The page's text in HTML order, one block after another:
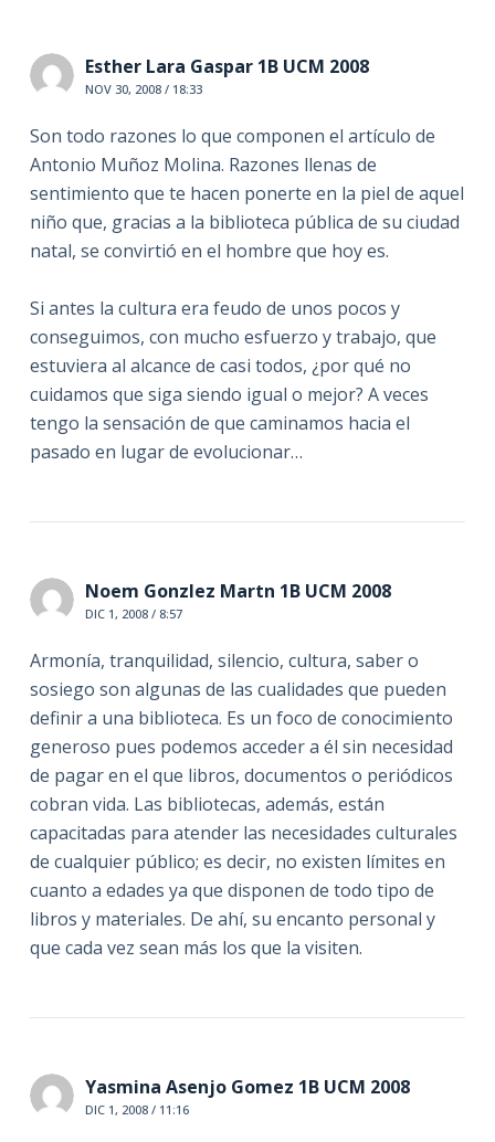
Esther Lara Gaspar 1B UCM 2008
NOV 30, 2008 / 18:33
Son todo razones lo que componen el artículo de
Antonio Muñoz Molina. Razones llenas de
sentimiento que te hacen ponerte en la piel de aquel
niño que, gracias a la biblioteca pública de su ciudad
natal, se convirtió en el hombre que hoy es.
Si antes la cultura era feudo de unos pocos y
conseguimos, con mucho esfuerzo y trabajo, que
estuviera al alcance de casi todos, ¿por qué no
cuidamos que siga siendo igual o mejor? A veces
tengo la sensación de que caminamos hacia el
pasado en lugar de evolucionar…
Noem Gonzlez Martn 1B UCM 2008
DIC 1, 2008 / 8:57
Armonía, tranquilidad, silencio, cultura, saber o
sosiego son algunas de las cualidades que pueden
definir a una biblioteca. Es un foco de conocimiento
generoso pues podemos acceder a él sin necesidad
de pagar en el que libros, documentos o periódicos
cobran vida. Las bibliotecas, además, están
capacitadas para atender las necesidades culturales
de cualquier público; es decir, no existen límites en
cuanto a edades ya que disponen de todo tipo de
libros y materiales. De ahí, su encanto personal y
que cada vez sean más los que la visiten.
Yasmina Asenjo Gomez 1B UCM 2008
DIC 1, 2008 / 11:16